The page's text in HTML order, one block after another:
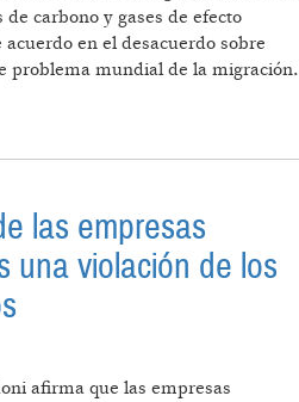
carbono y gases de efecto
en el desacuerdo sobre
problema mundial de la migración.
las empresas
una violación de los
afirma que las empresas